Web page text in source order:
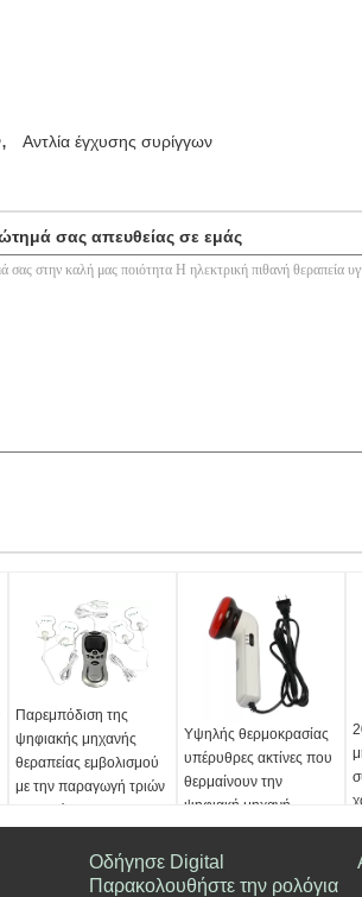
, Αντλία έγχυσης συρίγγων
σας απευθείας σε εμάς
Παρεμπόδιση της
ψηφιακής μηχανής
θεραπείας εμβολισμού
με την παραγωγή τριών
καναλιών
Υψηλής θερμοκρασίας
υπέρυθρες ακτίνες που
θερμαίνουν την
ψηφιακή μηχανή
θεραπείας για τη
μυαλγία, πόνος λαιμών
Οδήγησε Digital
Παρακολουθήστε την ρολόγια